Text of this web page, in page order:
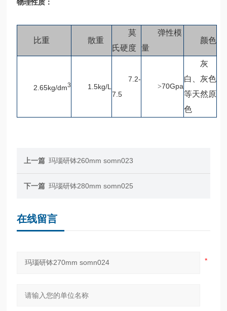
物理性质：
比重 散重
莫
氏硬度
弹性模
量
颜色
2.65kg/dm3 1.5kg/L
7.2-
7.5
>70Gpa
灰
白、灰色
等天然原
色
上一篇 玛瑙研钵260mm somn023
下一篇 玛瑙研钵280mm somn025
在线留言